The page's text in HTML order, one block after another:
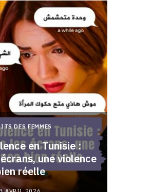
DES FEMMES
en Tunisie :
une violence
réelle